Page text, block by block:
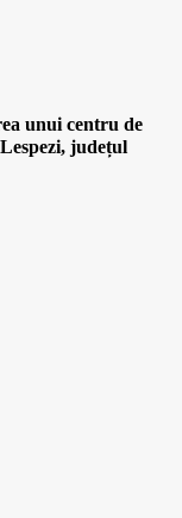
unui centru de
județul